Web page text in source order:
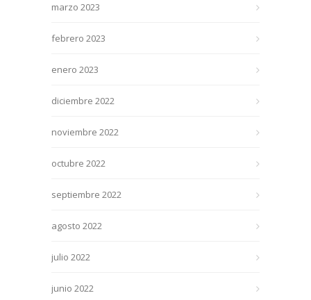
marzo 2023
febrero 2023
enero 2023
diciembre 2022
noviembre 2022
octubre 2022
septiembre 2022
agosto 2022
julio 2022
junio 2022